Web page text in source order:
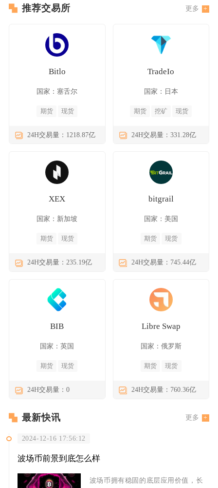
推荐交易所 更多
Bitlo
国家：塞舌尔
期货 现货
24H交易量：1218.87亿
TradeIo
国家：日本
期货 挖矿 现货
24H交易量：331.28亿
XEX
国家：新加坡
期货 现货
24H交易量：235.19亿
bitgrail
国家：美国
期货 现货
24H交易量：745.44亿
BIB
国家：英国
期货 现货
24H交易量：0
Libre Swap
国家：俄罗斯
期货 现货
24H交易量：760.36亿
最新快讯 更多
2024-12-16 17:56:12
波场币前景到底怎么样
波场币拥有稳固的底层应用价值，长